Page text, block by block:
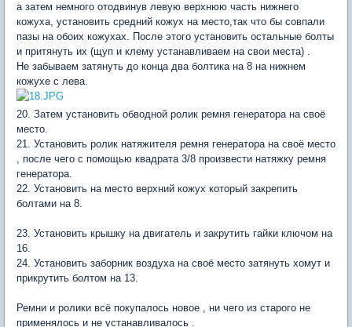
а затем немного отодвинув левую верхнюю часть нижнего
кожуха, установить средний кожух на место,так что бы совпали
пазы на обоих кожухах. После этого установить остальные болты
и притянуть их (щуп и клему устанавливаем на свои места) .
Не забываем затянуть до конца два болтика на 8 на нижнем
кожухе с лева.
20. Затем установить обводной ролик ремня генератора на своё
место.
21. Установить ролик натяжителя ремня генератора на своё место
, после чего с помощью квадрата 3/8 произвести натяжку ремня
генератора.
22. Установить на место верхний кожух который закрепить
болтами на 8.
23. Установить крышку на двигатель и закрутить гайки ключом на
16.
24. Установить заборник воздуха на своё место затянуть хомут и
прикрутить болтом на 13.
Ремни и ролики всё покупалось новое , ни чего из старого не
применялось и не устанавливалось .